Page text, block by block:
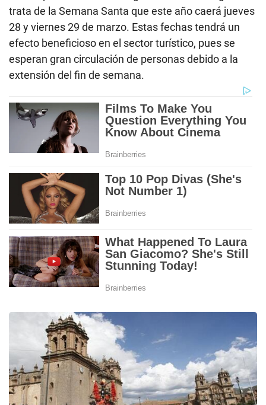
trata de la Semana Santa que este año caerá jueves
28 y viernes 29 de marzo. Estas fechas tendrá un
efecto beneficioso en el sector turístico, pues se
esperan gran circulación de personas debido a la
extensión del fin de semana.